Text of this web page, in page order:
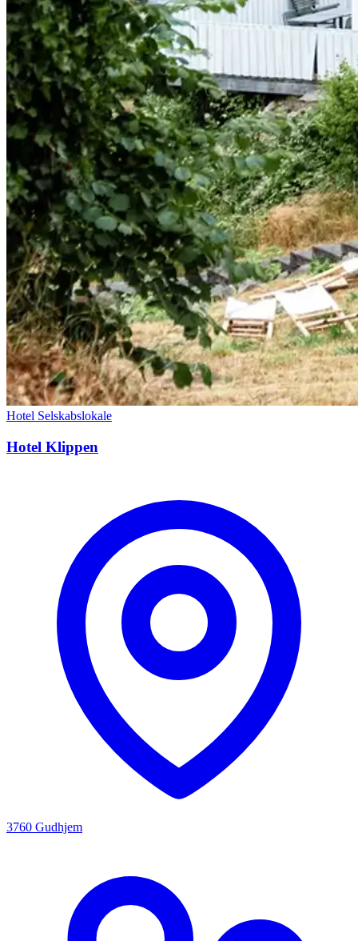
Hotel Selskabslokale
Hotel Klippen
3760 Gudhjem